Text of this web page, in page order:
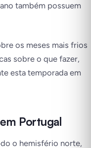
também possuem
os meses mais frios
sobre o que fazer,
esta temporada em
Portugal
o hemisfério norte,